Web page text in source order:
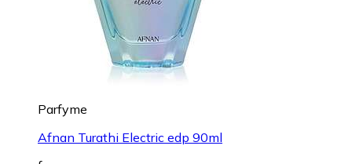
Parfyme
Afnan Turathi Electric edp 90ml